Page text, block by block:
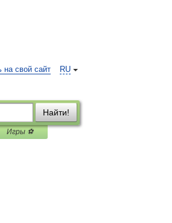
RU
на свой сайт
Найти!
Игры ⚽